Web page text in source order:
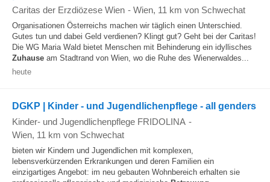
Caritas der Erzdiözese Wien - Wien, 11 km von Schwechat
Organisationen Österreichs machen wir täglich einen Unterschied.
Gutes tun und dabei Geld verdienen? Klingt gut? Geht bei der Caritas!
Die WG Maria Wald bietet Menschen mit Behinderung ein idyllisches
Zuhause am Stadtrand von Wien, wo die Ruhe des Wienerwaldes...
heute
DGKP | Kinder - und Jugendlichenpflege - all genders
Kinder- und Jugendlichenpflege FRIDOLINA -
Wien, 11 km von Schwechat
bieten wir Kindern und Jugendlichen mit komplexen,
lebensverkürzenden Erkrankungen und deren Familien ein
einzigartiges Angebot: im neu gebauten Wohnbereich erhalten sie